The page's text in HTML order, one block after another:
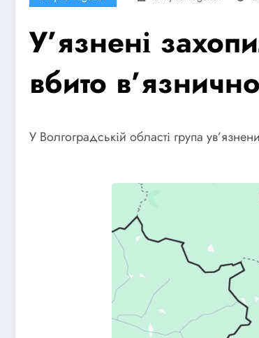
У’язнені
вбито
У Волгоградській області група